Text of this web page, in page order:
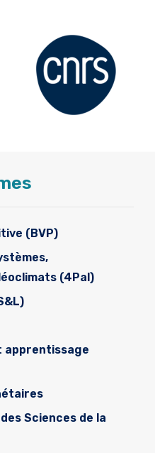
(BVP)
(4Pal)
apprentissage
Sciences de la